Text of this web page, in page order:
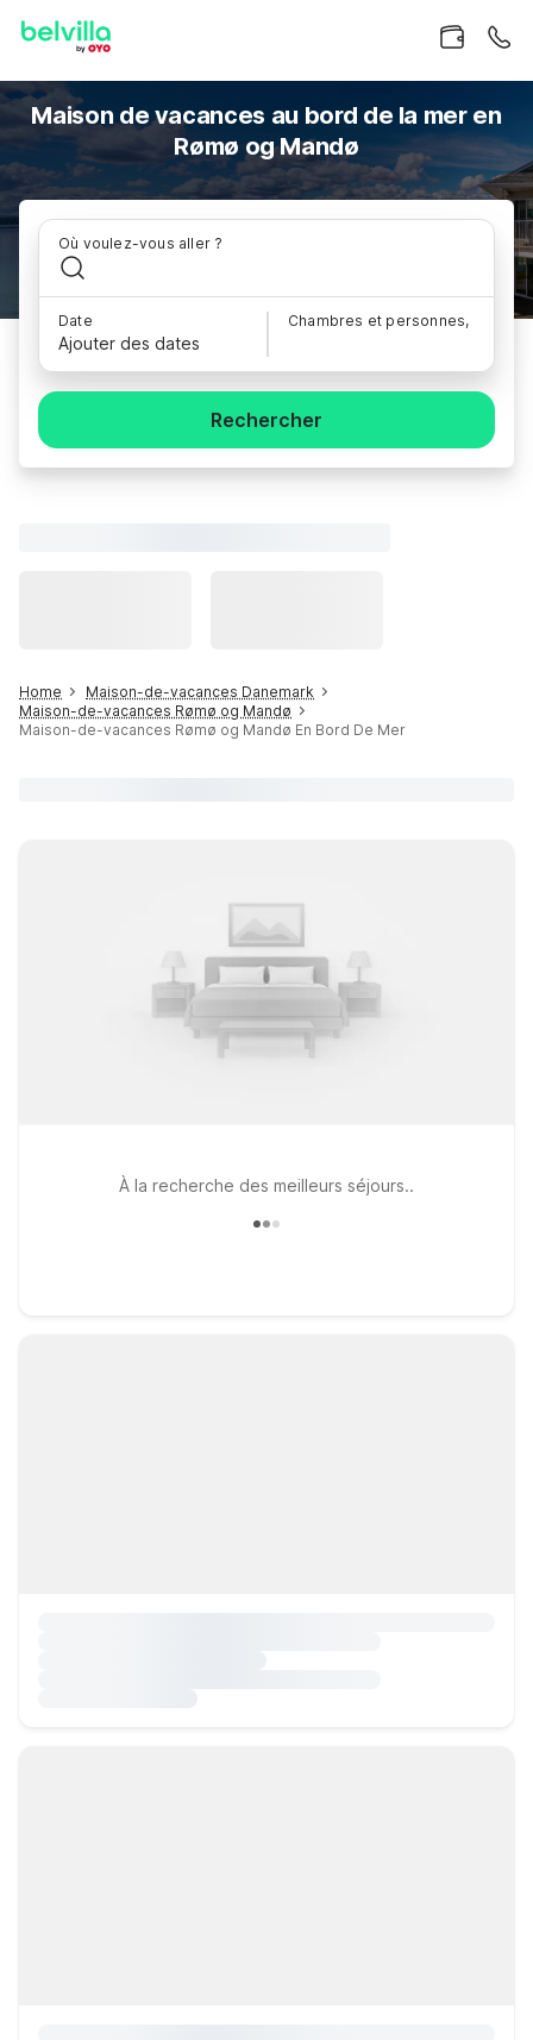
Maison de vacances au bord de la mer en
Rømø og Mandø
Où voulez-vous aller ?
Date
Ajouter des dates
Chambres et personnes,
Rechercher
Home
Maison-de-vacances Danemark
Maison-de-vacances Rømø og Mandø
Maison-de-vacances Rømø og Mandø En Bord De Mer
À la recherche des meilleurs séjours..